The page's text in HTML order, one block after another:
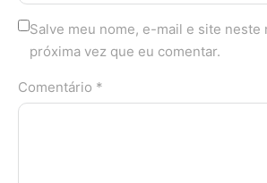
Salve meu nome, e-mail e site neste
próxima vez que eu comentar.
Comentário *